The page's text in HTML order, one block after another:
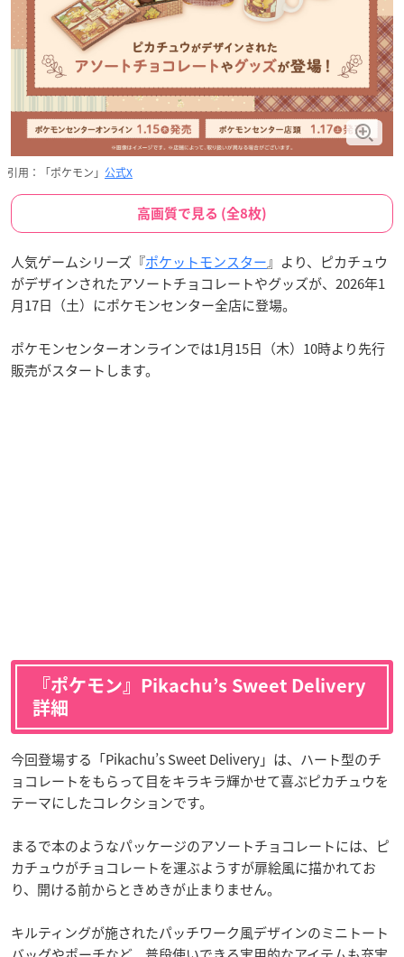
引用：「ポケモン」 公式X
高画質で見る (全8枚)
人気ゲームシリーズ『ポケットモンスター』より、ピカチュウ
がデザインされたアソートチョコレートやグッズが、2026年1
月17日（土）にポケモンセンター全店に登場。
ポケモンセンターオンラインでは1月15日（木）10時より先行
販売がスタートします。
『ポケモン』Pikachu’s Sweet Delivery
詳細
今回登場する「Pikachu’s Sweet Delivery」は、ハート型のチ
ョコレートをもらって目をキラキラ輝かせて喜ぶピカチュウを
テーマにしたコレクションです。
まるで本のようなパッケージのアソートチョコレートには、ピ
カチュウがチョコレートを運ぶようすが扉絵風に描かれてお
り、開ける前からときめきが止まりません。
キルティングが施されたパッチワーク風デザインのミニトート